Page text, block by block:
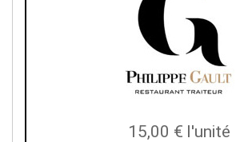
15,00 € l'unité